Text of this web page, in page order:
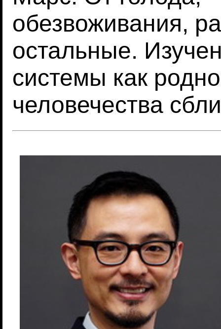
обезвоживания,
остальные.
системы как
человечества